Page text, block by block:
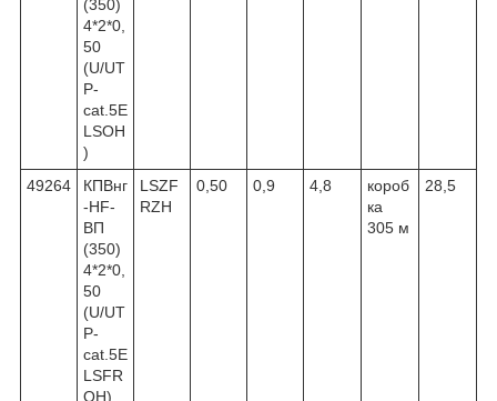
(350)
4*2*0,
50
(U/UT
P-
cat.5E
LSOH
)
49264
КПВнг
-HF-
ВП
(350)
4*2*0,
50
(U/UT
P-
cat.5E
LSFR
OH)
LSZF
RZH
0,50 0,9 4,8
короб
ка
305 м
28,5